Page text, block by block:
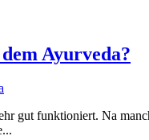
Ayurveda?
gut funktioniert. Na